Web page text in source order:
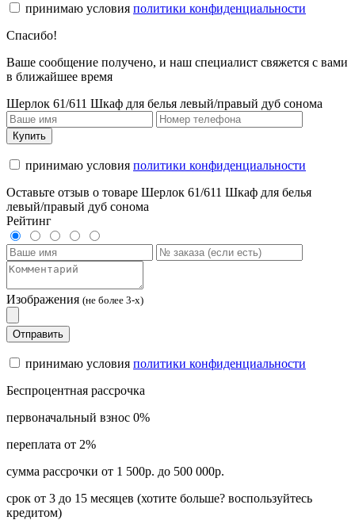
принимаю условия политики конфиденциальности
Спасибо!
Ваше сообщение получено, и наш специалист свяжется с вами
в ближайшее время
Шерлок 61/611 Шкаф для белья левый/правый дуб сонома
Купить
принимаю условия политики конфиденциальности
Оставьте отзыв о товаре Шерлок 61/611 Шкаф для белья
левый/правый дуб сонома
Рейтинг
Изображения (не более 3-х)
Отправить
принимаю условия политики конфиденциальности
Беспроцентная рассрочка
первоначальный взнос 0%
переплата от 2%
сумма рассрочки от 1 500р. до 500 000р.
срок от 3 до 15 месяцев (хотите больше? воспользуйтесь
кредитом)